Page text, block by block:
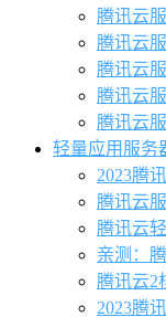
腾讯云
腾讯云
腾讯云
腾讯云
腾讯云
轻量应用服务
2023腾
腾讯云
腾讯云
亲测：
腾讯云2
2023腾